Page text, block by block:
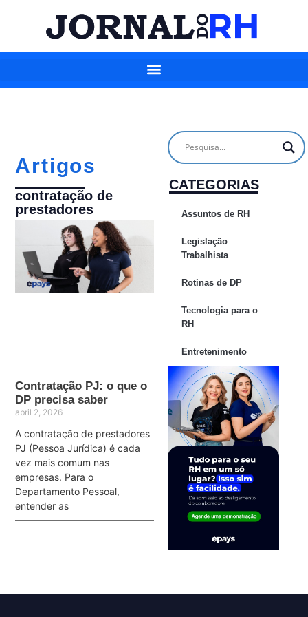
Artigos
contratação de
prestadores
Contratação PJ: o que o
DP precisa saber
abril 2, 2026
A contratação de prestadores
PJ (Pessoa Jurídica) é cada
vez mais comum nas
empresas. Para o
Departamento Pessoal,
entender as
CATEGORIAS
Assuntos de RH
Legislação
Trabalhista
Rotinas de DP
Tecnologia para o
RH
Entretenimento